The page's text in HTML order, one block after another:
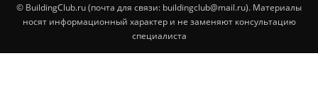
© BuildingClub.ru (почта для связи: buildingclub@mail.ru). Материалы
носят информационный характер и не заменяют консультацию
специалиста